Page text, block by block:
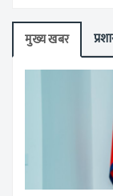
मुख्य खबर